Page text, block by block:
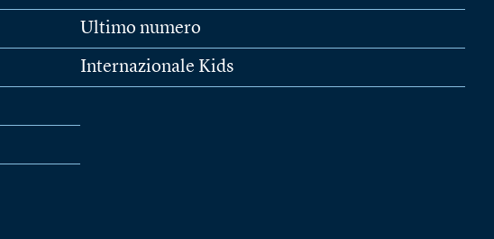
Ultimo numero
Internazionale Kids